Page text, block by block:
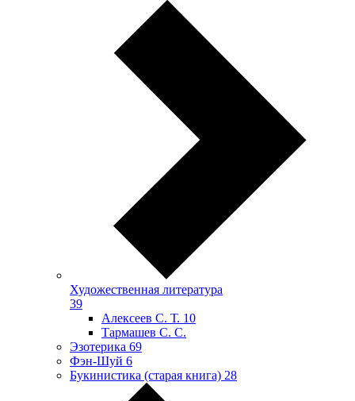
Художественная литература
39
Алексеев С. Т. 10
Тармашев С. С.
Эзотерика 69
Фэн-Шуй 6
Букинистика (старая книга) 28